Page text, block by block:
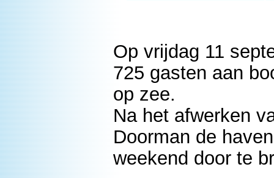
Op vrijdag 11
725 gasten aan
op zee.
Na het afwerken
Doorman de
weekend door te